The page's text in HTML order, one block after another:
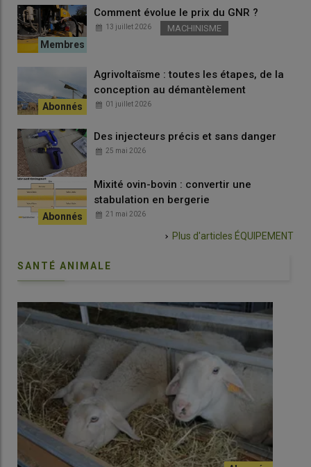
Comment évolue le prix du GNR ?
13 juillet 2026 MACHINISME
Agrivoltaïsme : toutes les étapes, de la
conception au démantèlement
01 juillet 2026
Des injecteurs précis et sans danger
25 mai 2026
Mixité ovin-bovin : convertir une
stabulation en bergerie
21 mai 2026
Plus d'articles ÉQUIPEMENT
SANTÉ ANIMALE